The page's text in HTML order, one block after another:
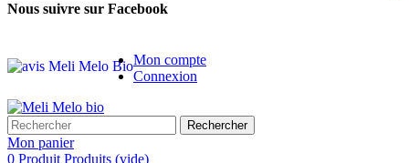
Nous suivre sur Facebook
Mon compte
Connexion
Rechercher
Mon panier
0 Produit Produits (vide)